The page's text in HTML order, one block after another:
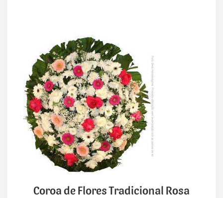
Coroa de Flores Tradicional Rosa